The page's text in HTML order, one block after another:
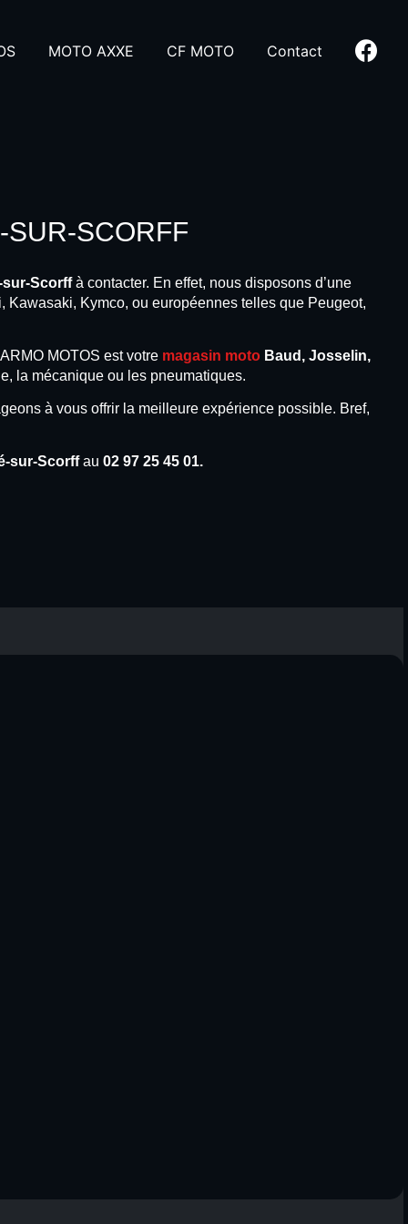
MOTO AXXE CF MOTO Contact
SUR-SCORFF
sur-Scorffà contacter. En effet, nous disposons d’une
Kawasaki, Kymco, ou européennes telles que Peugeot,
MOTOS est votre magasin moto Baud, Josselin,
la mécanique ou les pneumatiques.
à vous offrir la meilleure expérience possible. Bref,
sur-Scorffau 02 97 25 45 01.